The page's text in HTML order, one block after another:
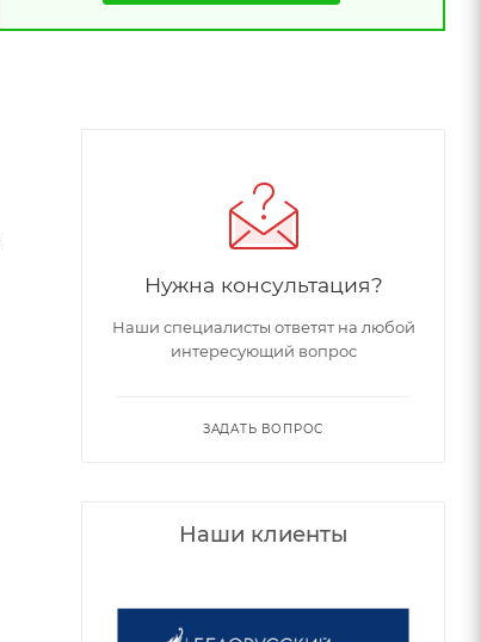
Нужна консультация?
Наши специалисты ответят на любой
интересующий вопрос
ЗАДАТЬ ВОПРОС
Наши клиенты